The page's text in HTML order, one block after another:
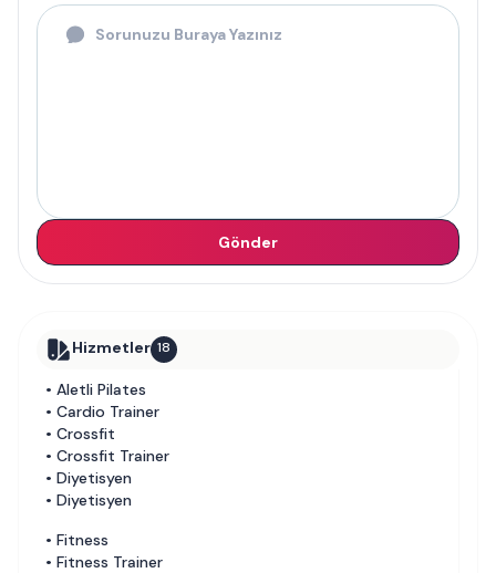
Gönder
Hizmetler 18
• Aletli Pilates
• Cardio Trainer
• Crossfit
• Crossfit Trainer
• Diyetisyen
• Diyetisyen
• Fitness
• Fitness Trainer